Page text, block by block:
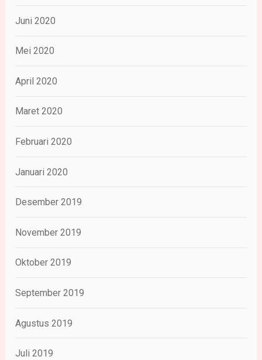
Juni 2020
Mei 2020
April 2020
Maret 2020
Februari 2020
Januari 2020
Desember 2019
November 2019
Oktober 2019
September 2019
Agustus 2019
Juli 2019